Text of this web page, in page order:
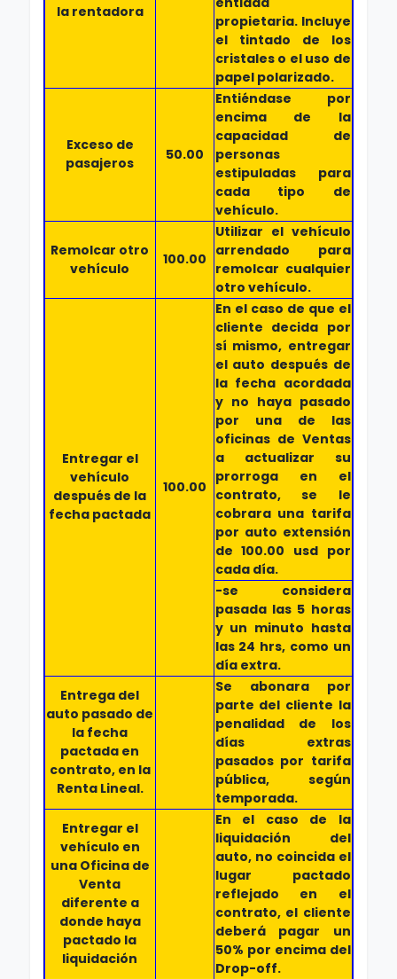
la rentadora
propietaria. Incluye
el tintado de los
cristales o el uso de
papel polarizado.
Exceso de
pasajeros
50.00
Entiéndase por
encima de la
capacidad de
personas
estipuladas para
cada tipo de
vehículo.
Remolcar otro
vehículo
100.00
Utilizar el vehículo
arrendado para
remolcar cualquier
otro vehículo.
Entregar el
vehículo
después de la
fecha pactada
100.00
En el caso de que el
cliente decida por
sí mismo, entregar
el auto después de
la fecha acordada
y no haya pasado
por una de las
oficinas de Ventas
a actualizar su
prorroga en el
contrato, se le
cobrara una tarifa
por auto extensión
de 100.00 usd por
cada día.
-se considera
pasada las 5 horas
y un minuto hasta
las 24 hrs, como un
día extra.
Entrega del
auto pasado de
la fecha
pactada en
contrato, en la
Renta Lineal.
Se abonara por
parte del cliente la
penalidad de los
días extras
pasados por tarifa
pública, según
temporada.
Entregar el
vehículo en
una Oficina de
Venta
diferente a
donde haya
pactado la
liquidación
En el caso de la
liquidación del
auto, no coincida el
lugar pactado
reflejado en el
contrato, el cliente
deberá pagar un
50% por encima del
Drop-off.